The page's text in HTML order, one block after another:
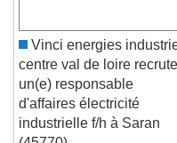
Vinci energies industrie
centre val de loire recrute
un(e) responsable
d'affaires électricité
industrielle f/h à Saran